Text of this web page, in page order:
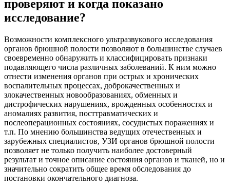
проверяют и когда показано
исследование?
Возможности комплексного ультразвукового исследования
органов брюшной полости позволяют в большинстве случаев
своевременно обнаружить и классифицировать признаки
подавляющего числа различных заболеваний. К ним можно
отнести изменения органов при острых и хронических
воспалительных процессах, доброкачественных и
злокачественных новообразованиях, обменных и
дистрофических нарушениях, врожденных особенностях и
аномалиях развития, посттравматических и
послеоперационных состояниях, сосудистых поражениях и
т.п. По мнению большинства ведущих отечественных и
зарубежных специалистов, УЗИ органов брюшной полости
позволяет не только получить наиболее достоверный
результат и точное описание состояния органов и тканей, но и
значительно сократить общее время обследования до
постановки окончательного диагноза.